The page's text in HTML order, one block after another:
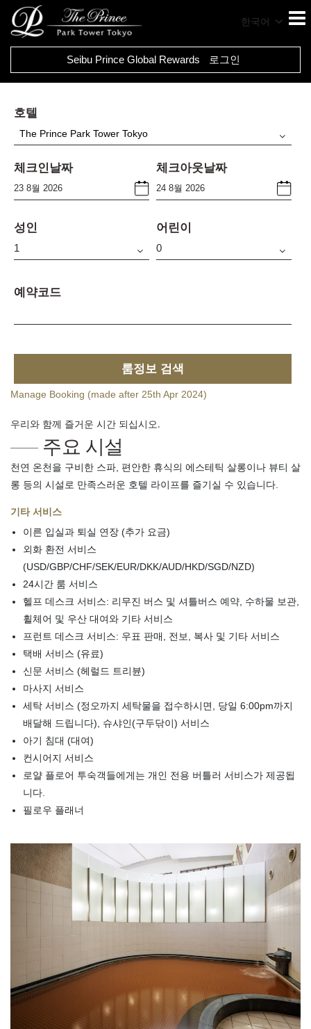
한국어
Seibu Prince Global Rewards 로그인
호텔
The Prince Park Tower Tokyo
체크인날짜 체크아웃날짜
성인 어린이
예약코드
룸정보 검색
Manage Booking (made after 25th Apr 2024)
우리와 함께 즐거운 시간 되십시오.
주요 시설
천연 온천을 구비한 스파, 편안한 휴식의 에스테틱 살롱이나 뷰티 살
롱 등의 시설로 만족스러운 호텔 라이프를 즐기실 수 있습니다.
기타 서비스
이른 입실과 퇴실 연장 (추가 요금)
외화 환전 서비스
(USD/GBP/CHF/SEK/EUR/DKK/AUD/HKD/SGD/NZD)
24시간 룸 서비스
헬프 데스크 서비스: 리무진 버스 및 셔틀버스 예약, 수하물 보관,
휠체어 및 우산 대여와 기타 서비스
프런트 데스크 서비스: 우표 판매, 전보, 복사 및 기타 서비스
택배 서비스 (유료)
신문 서비스 (헤럴드 트리뷴)
마사지 서비스
세탁 서비스 (정오까지 세탁물을 접수하시면, 당일 6:00pm까지
배달해 드립니다), 슈샤인(구두닦이) 서비스
아기 침대 (대여)
컨시어지 서비스
로얄 플로어 투숙객들에게는 개인 전용 버틀러 서비스가 제공됩
니다.
필로우 플래너